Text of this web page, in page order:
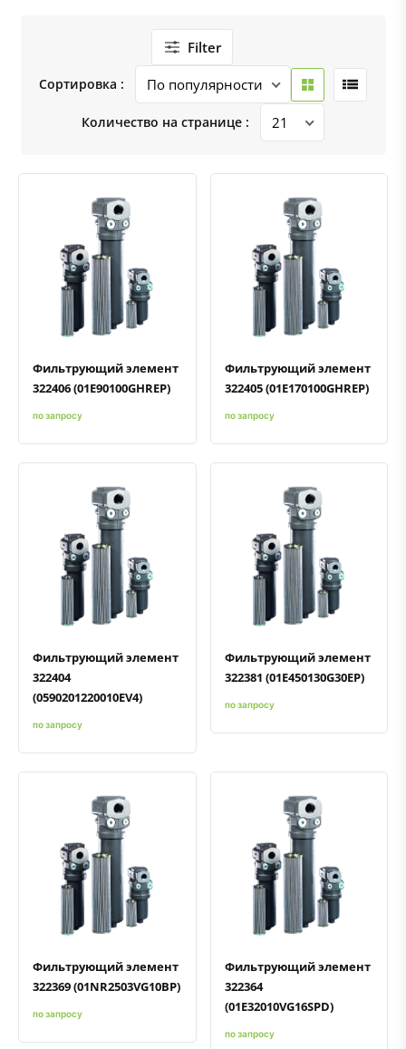
Filter
Сортировка :
Количество на странице :
Быстрый просмотрДобавить к сравнению
Добавить в избранное
Фильтрующий элемент
322406 (01E90100GHREP)
по запросу
Быстрый просмотрДобавить к сравнению
Добавить в избранное
Фильтрующий элемент
322405 (01E170100GHREP)
по запросу
Быстрый просмотрДобавить к сравнению
Добавить в избранное
Фильтрующий элемент
322404
(0590201220010EV4)
по запросу
Быстрый просмотрДобавить к сравнению
Добавить в избранное
Фильтрующий элемент
322381 (01E450130G30EP)
по запросу
Быстрый просмотрДобавить к сравнению
Добавить в избранное
Фильтрующий элемент
322369 (01NR2503VG10BP)
по запросу
Быстрый просмотрДобавить к сравнению
Добавить в избранное
Фильтрующий элемент
322364
(01E32010VG16SPD)
по запросу